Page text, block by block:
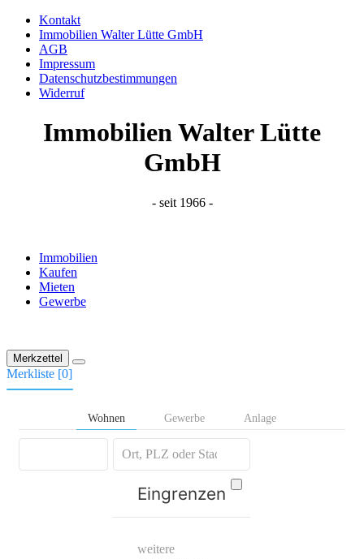
Kontakt
Immobilien Walter Lütte GmbH
AGB
Impressum
Datenschutzbestimmungen
Widerruf
Immobilien Walter Lütte
GmbH
- seit 1966 -
Immobilien
Kaufen
Mieten
Gewerbe
Merkzettel
Merkliste [0]
Wohnen Gewerbe Anlage
Eingrenzen
weitere